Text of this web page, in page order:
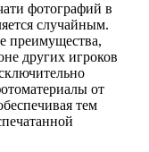
фотографий в
случайным.
преимущества,
других игроков
от
тем